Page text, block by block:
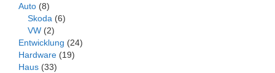
Auto (8)
Skoda (6)
VW (2)
Entwicklung (24)
Hardware (19)
Haus (33)